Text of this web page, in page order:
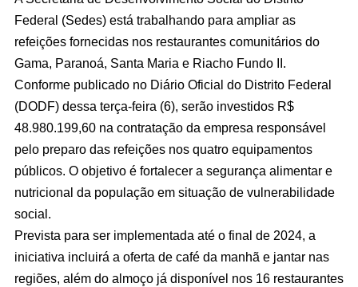
Federal (Sedes) está trabalhando para ampliar as
refeições fornecidas nos restaurantes comunitários do
Gama, Paranoá, Santa Maria e Riacho Fundo II.
Conforme publicado no Diário Oficial do Distrito Federal
(DODF) dessa terça-feira (6), serão investidos R$
48.980.199,60 na contratação da empresa responsável
pelo preparo das refeições nos quatro equipamentos
públicos. O objetivo é fortalecer a segurança alimentar e
nutricional da população em situação de vulnerabilidade
social.
Prevista para ser implementada até o final de 2024, a
iniciativa incluirá a oferta de café da manhã e jantar nas
regiões, além do almoço já disponível nos 16 restaurantes